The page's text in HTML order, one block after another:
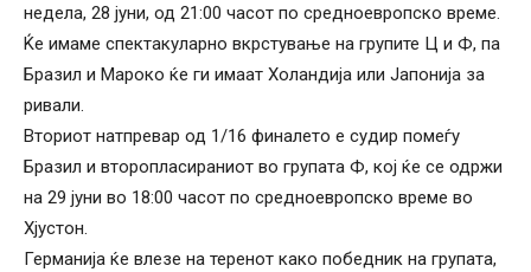
недела, 28 јуни, од 21:00 часот по средноевропско време.
Ќе имаме спектакуларно вкрстување на групите Ц и Ф, па
Бразил и Мароко ќе ги имаат Холандија или Јапонија за
ривали.
Вториот натпревар од 1/16 финалето е судир помеѓу
Бразил и второпласираниот во групата Ф, кој ќе се одржи
на 29 јуни во 18:00 часот по средноевропско време во
Хјустон.
Германија ќе влезе на теренот како победник на групата,